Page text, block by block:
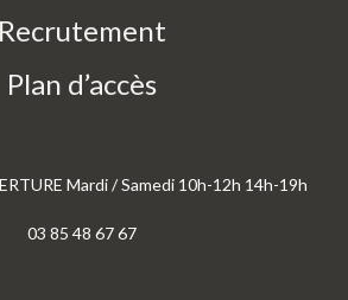
Recrutement
Plan d’accès
Mardi / Samedi 10h-12h 14h-19h
03 85 48 67 67